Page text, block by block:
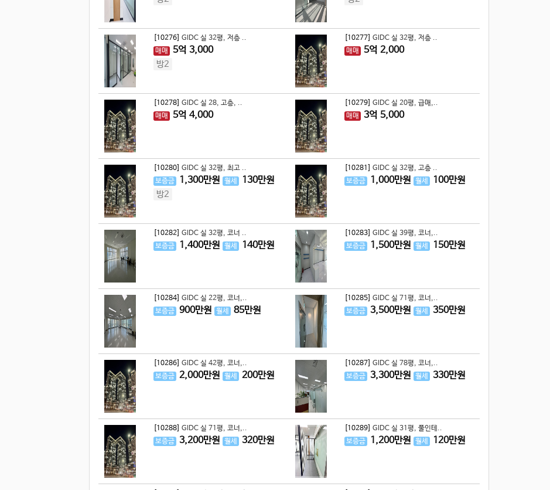
[10276] GIDC 실 32평, 저층 ..
매매
5억 3,000
방2
[10277]
GIDC 실 32평, 저층 ..
매매
5억 2,000
[10278] GIDC 실 28, 고층, ..
매매
5억 4,000
[10279] GIDC 실 20평, 급매,..
매매
3억 5,000
[10280] GIDC 실 32평, 최고 ..
보증금
1,300만원 월세 130만원
방2
[10281]
GIDC 실 32평, 고층 ..
보증금
1,000만원 월세 100만원
[10282] GIDC 실 32평, 코너 ..
보증금
1,400만원 월세 140만원
[10283] GIDC 실 39평, 코너,..
보증금
1,500만원 월세 150만원
[10284] GIDC 실 22평, 코너,..
보증금 900만원 월세 85만원
[10285] GIDC 실 71평, 코너,..
보증금
3,500만원 월세 350만원
[10286] GIDC 실 42평, 코너,..
보증금 2,000만원 월세 200만원
[10287]
GIDC 실 78평, 코너,..
보증금
3,300만원 월세 330만원
[10288] GIDC 실 71평, 코너,..
보증금
3,200만원 월세 320만원
[10289] GIDC 실 31평, 풀인테..
보증금
1,200만원 월세 120만원